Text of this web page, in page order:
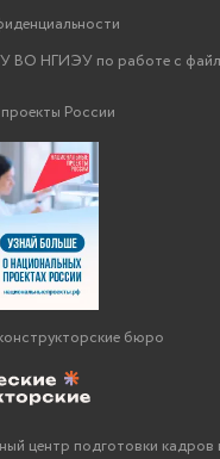
ВО НГИЭУ по работе с
России
бюро
центр подготовки